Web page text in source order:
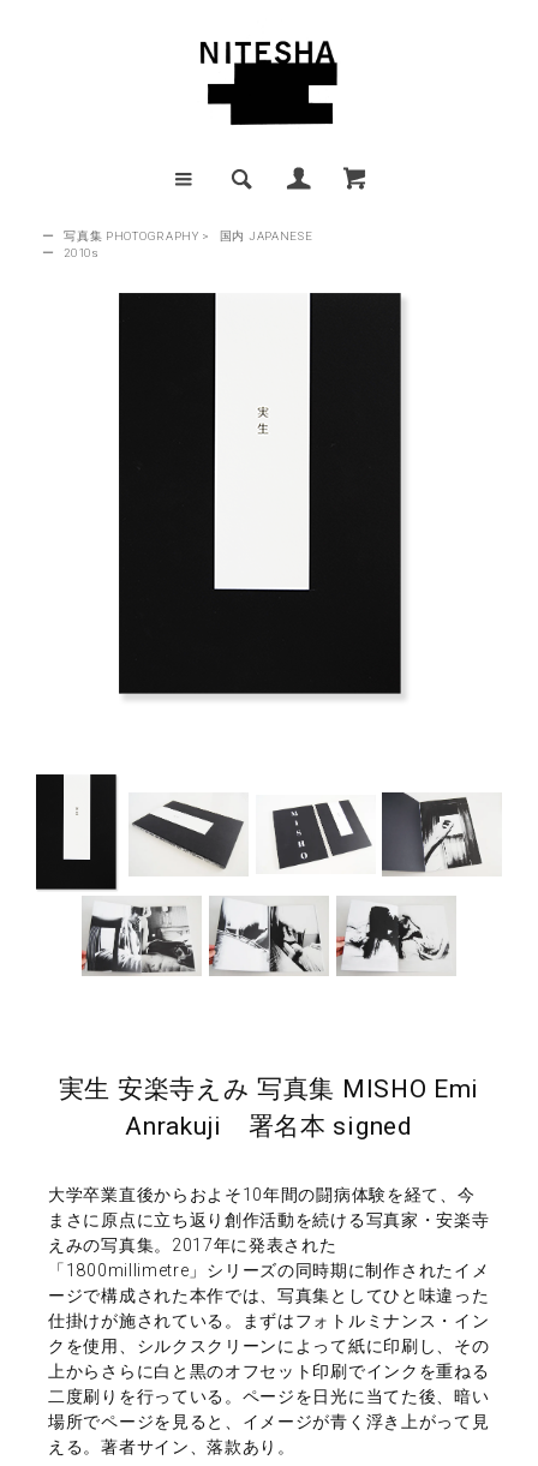
ー 写真集 PHOTOGRAPHY >
国内 JAPANESE
ー
2010s
実生 安楽寺えみ 写真集 MISHO Emi
Anrakuji 署名本 signed
大学卒業直後からおよそ10年間の闘病体験を経て、今
まさに原点に立ち返り創作活動を続ける写真家・安楽寺
えみの写真集。2017年に発表された
「1800millimetre」シリーズの同時期に制作されたイメ
ージで構成された本作では、写真集としてひと味違った
仕掛けが施されている。まずはフォトルミナンス・イン
クを使用、シルクスクリーンによって紙に印刷し、その
上からさらに白と黒のオフセット印刷でインクを重ねる
二度刷りを行っている。ページを日光に当てた後、暗い
場所でページを見ると、イメージが青く浮き上がって見
える。著者サイン、落款あり。